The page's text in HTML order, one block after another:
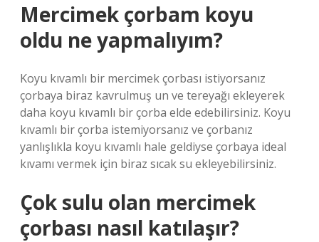
Mercimek çorbam koyu
oldu ne yapmalıyım?
Koyu kıvamlı bir mercimek çorbası istiyorsanız
çorbaya biraz kavrulmuş un ve tereyağı ekleyerek
daha koyu kıvamlı bir çorba elde edebilirsiniz. Koyu
kıvamlı bir çorba istemiyorsanız ve çorbanız
yanlışlıkla koyu kıvamlı hale geldiyse çorbaya ideal
kıvamı vermek için biraz sıcak su ekleyebilirsiniz.
Çok sulu olan mercimek
çorbası nasıl katılaşır?